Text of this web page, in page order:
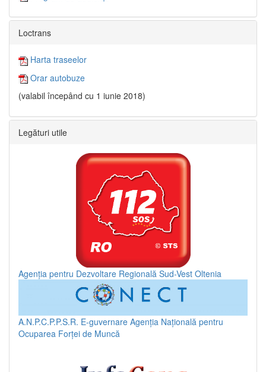
Loctrans
Harta traseelor
Orar autobuze
(valabil începând cu 1 iunie 2018)
Legături utile
Agenția pentru Dezvoltare Regională Sud-Vest Oltenia
A.N.P.C.P.P.S.R. E-guvernare Agenția Națională pentru
Ocuparea Forței de Muncă